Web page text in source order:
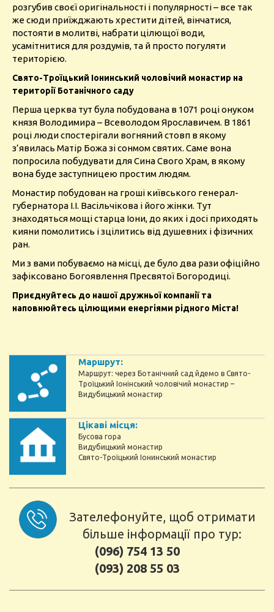
розгубив своєї оригінальності і популярності – все так
же сюди приїжджають хрестити дітей, вінчатися,
постояти в молитві, набрати цілющої води,
усамітнитися для роздумів, та й просто погуляти
територією.
Свято-Троїцький Іонинський чоловічий монастир на
території Ботанічного саду
Перша церква тут була побудована в 1071 році онуком
князя Володимира – Всеволодом Ярославичем. В 1861
році люди спостерігали вогняний стовп в якому
з’явилась Матір Божа зі сонмом святих. Саме вона
попросила побудувати для Сина Свого Храм, в якому
вона буде заступницею простим людям.
Монастир побудован на гроші київського генерал-
губернатора І.І. Васільчікова і його жінки. Тут
знаходяться мощі старца Іони, до яких і досі приходять
кияни помолитись і зцілитись від душевних і фізичних
ран.
Ми з вами побуваємо на місці, де було два рази офіційно
зафіксовано Богоявлення Пресвятої Богородиці.
Приєднуйтесь до нашої дружньої компанії та
наповнюйтесь цілющими енергіями рідного Міста!
Маршрут:
Маршрут: через Ботанічний сад йдемо в Свято-
Троїцький Іонінський чоловічий монастир –
Видубицький монастир
Цікаві місця:
Бусова гора
Видубицький монастир
Свято-Троїцький Іонинський монастир
Зателефонуйте, щоб отримати
більше інформації про тур:
(096) 754 13 50
(093) 208 55 03